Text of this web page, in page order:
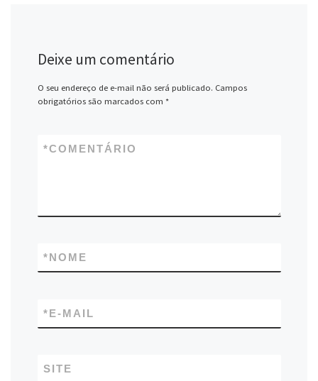
Deixe um comentário
O seu endereço de e-mail não será publicado. Campos
obrigatórios são marcados com *
COMENTÁRIO
*
NOME
*
E-MAIL
*
SITE